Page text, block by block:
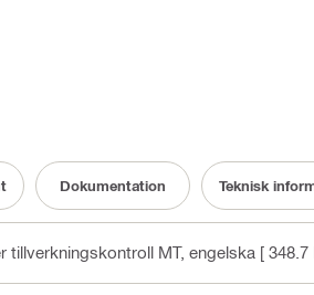
Dokumentation Teknisk
tillverkningskontroll MT, engelska [ 348.7